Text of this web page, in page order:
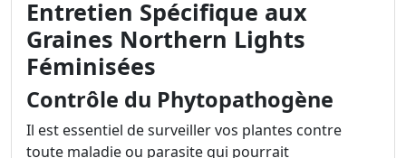
Entretien Spécifique aux
Graines Northern Lights
Féminisées
Contrôle du Phytopathogène
Il est essentiel de surveiller vos plantes contre
toute maladie ou parasite qui pourrait